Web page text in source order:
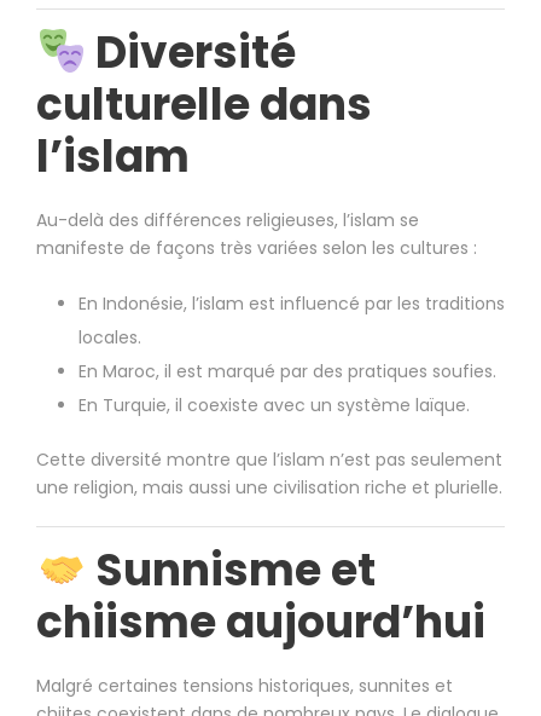
Diversité
culturelle dans
l’islam
Au-delà des différences religieuses, l’islam se
manifeste de façons très variées selon les cultures :
En Indonésie, l’islam est influencé par les traditions
locales.
En Maroc, il est marqué par des pratiques soufies.
En Turquie, il coexiste avec un système laïque.
Cette diversité montre que l’islam n’est pas seulement
une religion, mais aussi une civilisation riche et plurielle.
Sunnisme et
chiisme aujourd’hui
Malgré certaines tensions historiques, sunnites et